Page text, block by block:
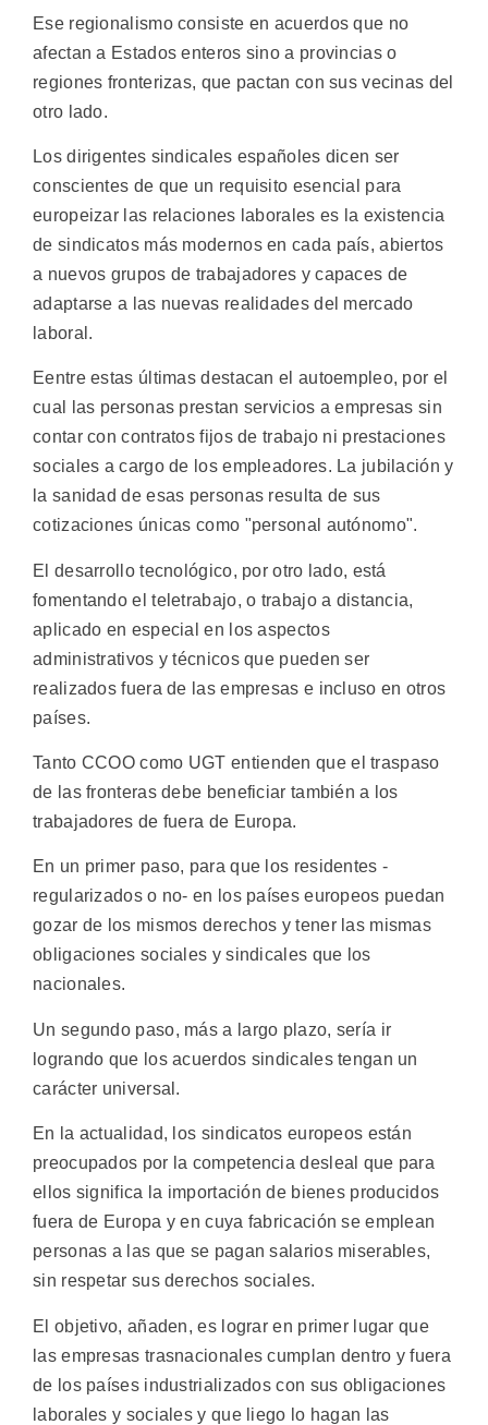
Ese regionalismo consiste en acuerdos que no
afectan a Estados enteros sino a provincias o
regiones fronterizas, que pactan con sus vecinas del
otro lado.
Los dirigentes sindicales españoles dicen ser
conscientes de que un requisito esencial para
europeizar las relaciones laborales es la existencia
de sindicatos más modernos en cada país, abiertos
a nuevos grupos de trabajadores y capaces de
adaptarse a las nuevas realidades del mercado
laboral.
Eentre estas últimas destacan el autoempleo, por el
cual las personas prestan servicios a empresas sin
contar con contratos fijos de trabajo ni prestaciones
sociales a cargo de los empleadores. La jubilación y
la sanidad de esas personas resulta de sus
cotizaciones únicas como "personal autónomo".
El desarrollo tecnológico, por otro lado, está
fomentando el teletrabajo, o trabajo a distancia,
aplicado en especial en los aspectos
administrativos y técnicos que pueden ser
realizados fuera de las empresas e incluso en otros
países.
Tanto CCOO como UGT entienden que el traspaso
de las fronteras debe beneficiar también a los
trabajadores de fuera de Europa.
En un primer paso, para que los residentes -
regularizados o no- en los países europeos puedan
gozar de los mismos derechos y tener las mismas
obligaciones sociales y sindicales que los
nacionales.
Un segundo paso, más a largo plazo, sería ir
logrando que los acuerdos sindicales tengan un
carácter universal.
En la actualidad, los sindicatos europeos están
preocupados por la competencia desleal que para
ellos significa la importación de bienes producidos
fuera de Europa y en cuya fabricación se emplean
personas a las que se pagan salarios miserables,
sin respetar sus derechos sociales.
El objetivo, añaden, es lograr en primer lugar que
las empresas trasnacionales cumplan dentro y fuera
de los países industrializados con sus obligaciones
laborales y sociales y que liego lo hagan las